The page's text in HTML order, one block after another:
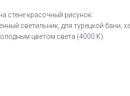
стене красочный рисунок.
светильник, для турецкой бани,
цветом света (4000 К).